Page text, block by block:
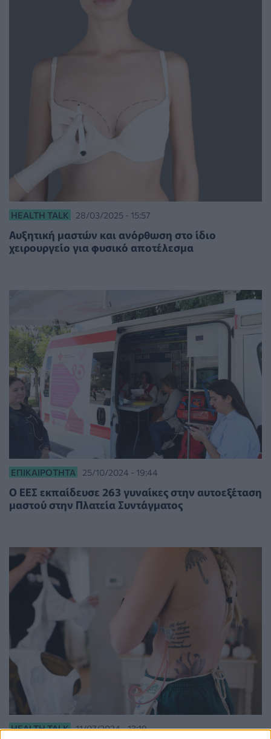
HEALTH TALK 28/03/2025 - 15:57
Αυξητική μαστών και ανόρθωση στο ίδιο
χειρουργείο για φυσικό αποτέλεσμα
ΕΠΙΚΑΙΡΌΤΗΤΑ 25/10/2024 - 19:44
Ο ΕΕΣ εκπαίδευσε 263 γυναίκες στην αυτοεξέταση
μαστού στην Πλατεία Συντάγματος
HEALTH TALK 11/07/2024 - 13:19